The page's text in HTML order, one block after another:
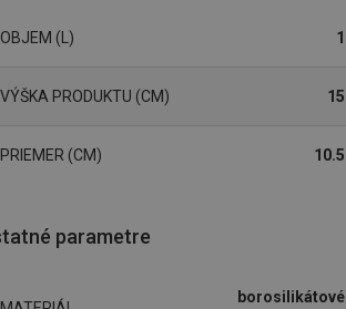
OBJEM (L) 1
VÝŠKA PRODUKTU (CM) 15
PRIEMER (CM) 10.5
parametre
borosilikátové